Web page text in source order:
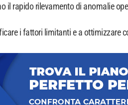
rapido rilevamento di anomalie
i fattori limitanti e a ottimizzare